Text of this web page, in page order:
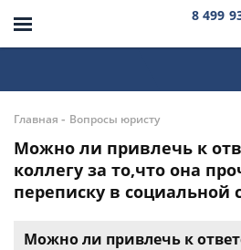
8 499
Главная - Вопросы юристу
Можно ли привлечь к
коллегу за то,что она
переписку в социальной
Можно ли привлечь к